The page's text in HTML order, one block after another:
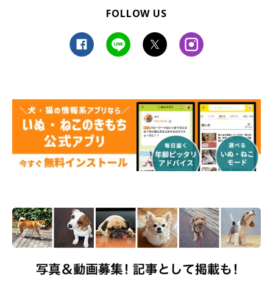
病院での治療方法
残念ながら、にんにくを食べてしまった場合の解毒剤や治療法は
ありません。病院で行われるのは、おもに以下の対症療法になり
ます。
食べてからあまり時間が経っていない場合は、催吐処置で食べた
ものを吐き出させます。
とで胃洗浄が行われます。また、活性炭などの吸着剤や下剤を使
FOLLOW US